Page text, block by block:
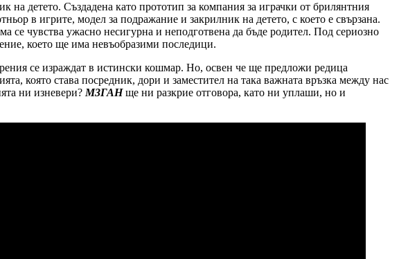
детето. Създадена като прототип за компания за играчки от брилянтния
в игрите, модел за подражание и закрилник на детето, с което е свързана.
чувства ужасно несигурна и неподготвена да бъде родител. Под сериозно
което ще има невъобразими последици.
се израждат в истински кошмар. Но, освен че ще предложи редица
която става посредник, дори и заместител на така важната връзка между нас
ни изневери?М3ГАНще ни разкрие отговора, като ни уплаши, но и